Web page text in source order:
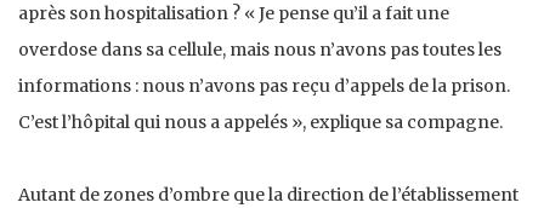
après son hospitalisation ? « Je pense qu’il a fait une
overdose dans sa cellule, mais nous n’avons pas toutes les
informations : nous n’avons pas reçu d’appels de la prison.
C’est l’hôpital qui nous a appelés », explique sa compagne.
Autant de zones d’ombre que la direction de l’établissement